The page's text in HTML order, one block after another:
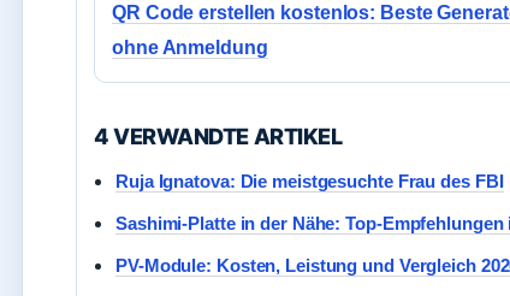
QR Code erstellen kostenlos: Beste
ohne Anmeldung
4 VERWANDTE ARTIKEL
Ruja Ignatova: Die meistgesuchte Frau des FBI
Sashimi-Platte in der Nähe: Top-
PV-Module: Kosten, Leistung und Vergleich